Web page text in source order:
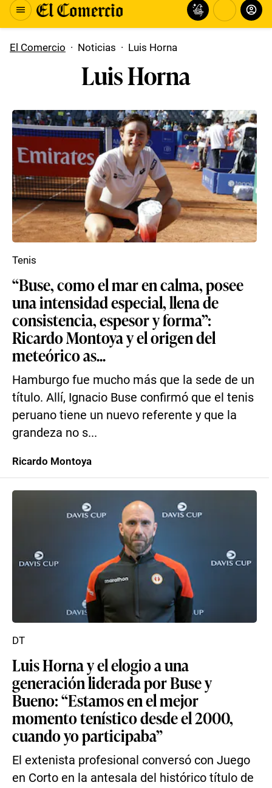
El Comercio · Noticias · Luis Horna
Luis Horna
“Buse, como el mar en calma, posee
una intensidad especial, llena de
consistencia, espesor y forma”:
Ricardo Montoya y el origen del
meteórico as...
Hamburgo fue mucho más que la sede de un
título. Allí, Ignacio Buse confirmó que el tenis
peruano tiene un nuevo referente y que la
grandeza no s...
Tenis
Ricardo Montoya
Luis Horna y el elogio a una
generación liderada por Buse y
Bueno: “Estamos en el mejor
momento tenístico desde el 2000,
cuando yo participaba”
El extenista profesional conversó con Juego
en Corto en la antesala del histórico título de
DT